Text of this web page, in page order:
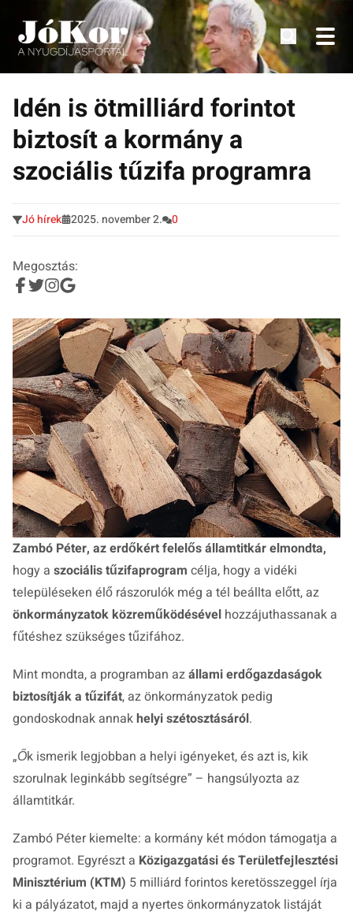
Tovább
tartalomra
Tudnivalók, érdekességek idősek számára.
Idén is ötmilliárd forintot
biztosít a kormány a
szociális tűzifa programra
Jó hírek 2025. november 2. 0
Megosztás:
Zambó Péter, az erdőkért felelős államtitkár elmondta,
hogy a szociális tűzifaprogram célja, hogy a vidéki
településeken élő rászorulók még a tél beállta előtt, az
önkormányzatok közreműködésével hozzájuthassanak a
fűtéshez szükséges tűzifához.
Mint mondta, a programban azállami erdőgazdaságok
biztosítják a tűzifát, az önkormányzatok pedig
gondoskodnak annakhelyi szétosztásáról.
„Ők ismerik legjobban a helyi igényeket, és azt is, kik
szorulnak leginkább segítségre” – hangsúlyozta az
államtitkár.
Zambó Péter kiemelte: a kormány két módon támogatja a
programot. Egyrészt a Közigazgatási és Területfejlesztési
Minisztérium (KTM) 5 milliárd forintos keretösszeggel írja
ki a pályázatot, majd a nyertes önkormányzatok listáját